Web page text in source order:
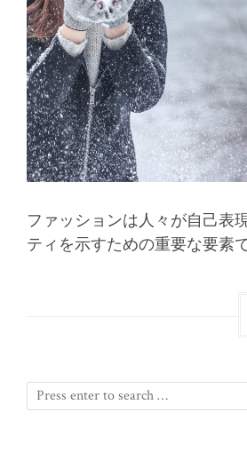
ファッションは人々が自己表
ティを示すための重要な要素で